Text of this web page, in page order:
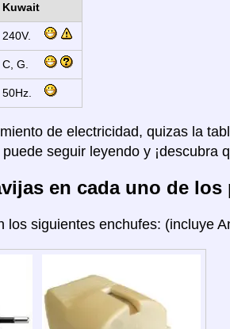
Kuwait
240V.
C, G.
50Hz.
de electricidad, quizas la
seguir leyendo y ¡descubra
en cada uno de los
los siguientes enchufes: (incluye